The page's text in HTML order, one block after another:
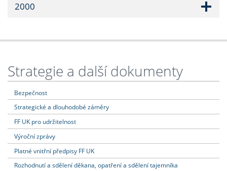
2000
Strategie a další dokumenty
Bezpečnost
Strategické a dlouhodobé záměry
FF UK pro udržitelnost
Výroční zprávy
Platné vnitřní předpisy FF UK
Rozhodnutí a sdělení děkana, opatření a sdělení tajemníka